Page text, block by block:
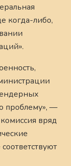
когда-либо,
проблему», —
вряд